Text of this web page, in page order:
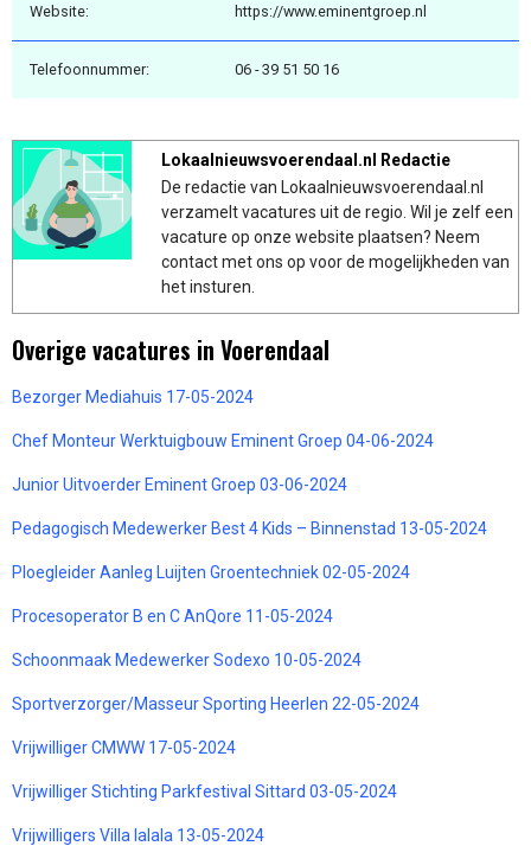
Website: https://www.eminentgroep.nl
Telefoonnummer: 06 - 39 51 50 16
Lokaalnieuwsvoerendaal.nl Redactie
De redactie van Lokaalnieuwsvoerendaal.nl
verzamelt vacatures uit de regio. Wil je zelf een
vacature op onze website plaatsen? Neem
contact met ons op voor de mogelijkheden van
het insturen.
Overige vacatures in Voerendaal
Bezorger Mediahuis 17-05-2024
Chef Monteur Werktuigbouw Eminent Groep 04-06-2024
Junior Uitvoerder Eminent Groep 03-06-2024
Pedagogisch Medewerker Best 4 Kids – Binnenstad 13-05-2024
Ploegleider Aanleg Luijten Groentechniek 02-05-2024
Procesoperator B en C AnQore 11-05-2024
Schoonmaak Medewerker Sodexo 10-05-2024
Sportverzorger/Masseur Sporting Heerlen 22-05-2024
Vrijwilliger CMWW 17-05-2024
Vrijwilliger Stichting Parkfestival Sittard 03-05-2024
Vrijwilligers Villa lalala 13-05-2024